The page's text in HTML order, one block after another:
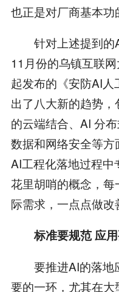
也正是对厂商基本功
针对上述提到的
11月份的乌镇互联
起发布的《安防AI
出了八大新的趋势
的云端结合、AI 分
数据和网络安全等
AI工程化落地过程中
花里胡哨的概念，
际需求，一点点做改
标准要规范 应
要推进AI的落地
要的一环，尤其在